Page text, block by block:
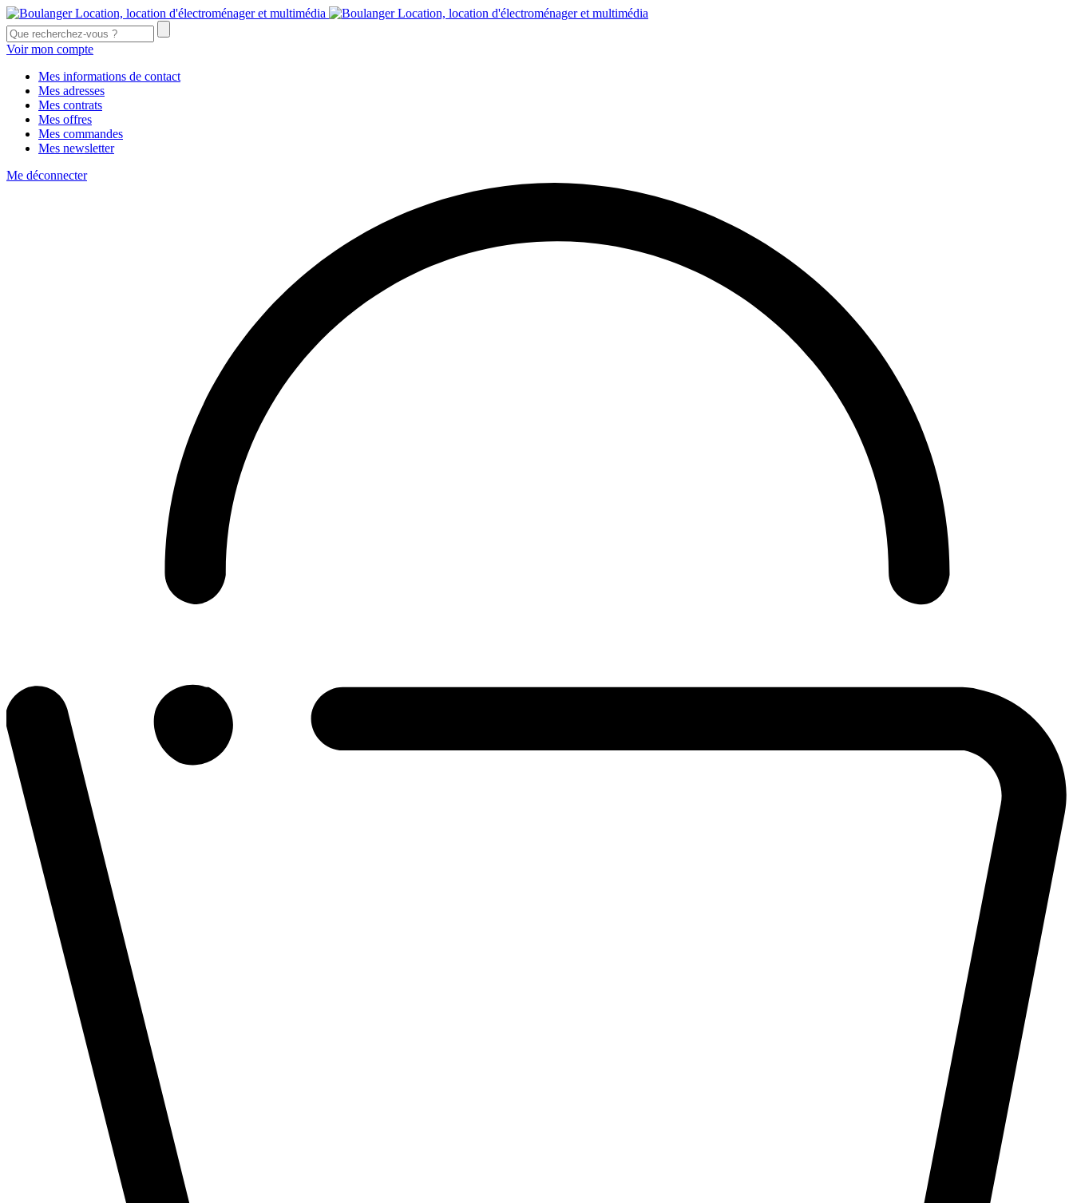
Voir mon compte
Mes informations de contact
Mes adresses
Mes contrats
Mes offres
Mes commandes
Mes newsletter
Me déconnecter